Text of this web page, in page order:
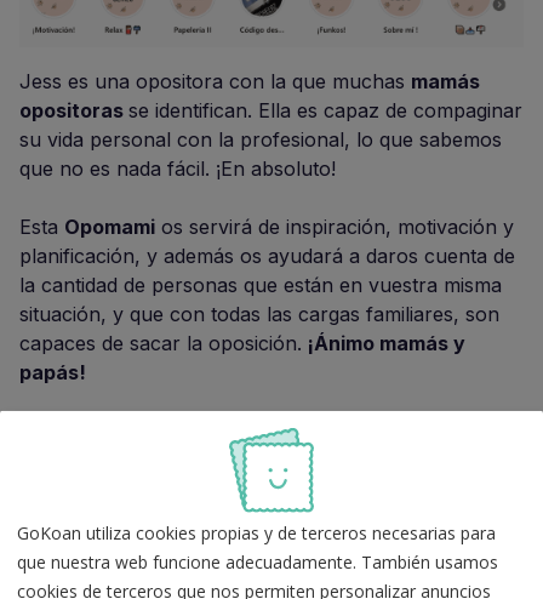
Jess es una opositora con la que muchas mamás
opositoras se identifican. Ella es capaz de compaginar
su vida personal con la profesional, lo que sabemos
que no es nada fácil. ¡En absoluto!
Esta Opomami os servirá de inspiración, motivación y
planificación, y además os ayudará a daros cuenta de
la cantidad de personas que están en vuestra misma
situación, y que con todas las cargas familiares, son
capaces de sacar la oposición. ¡Ánimo mamás y
papás!
GoKoan utiliza cookies propias y de terceros necesarias para
que nuestra web funcione adecuadamente. También usamos
cookies de terceros que nos permiten personalizar anuncios